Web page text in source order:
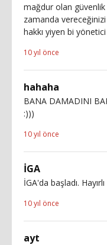
mağdur olan güvenlik
zamanda
hakkı yiyen bi
10 yıl önce
hahaha
BANA DAMADINI
:)))
10 yıl önce
İGA
İGA'da başladı.
10 yıl önce
ayt